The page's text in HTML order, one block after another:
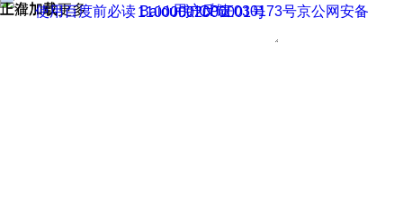
正在加载
上滑加载更多 用户反馈
使用百度前必读 Baidu 京ICP证030173号
京公网安备11000002000001号